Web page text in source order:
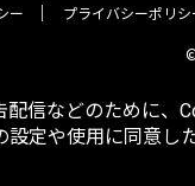
ー プライバシーポリシ
信などのために、
定や使用に同意